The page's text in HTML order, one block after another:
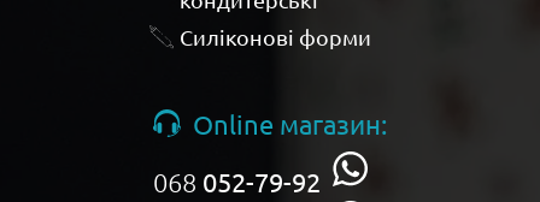
Силіконові форми
Online магазин:
068 052-79-92